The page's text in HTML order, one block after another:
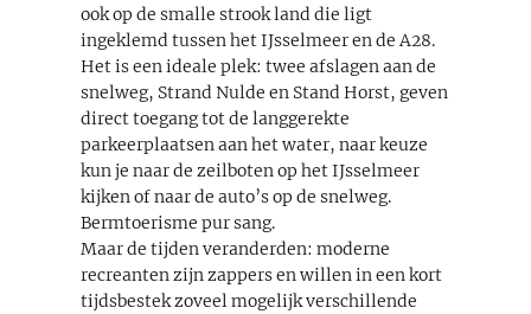
ook op de smalle strook land die ligt
ingeklemd tussen het IJsselmeer en de A28.
Het is een ideale plek: twee afslagen aan de
snelweg, Strand Nulde en Stand Horst, geven
direct toegang tot de langgerekte
parkeerplaatsen aan het water, naar keuze
kun je naar de zeilboten op het IJsselmeer
kijken of naar de auto’s op de snelweg.
Bermtoerisme pur sang.
Maar de tijden veranderden: moderne
recreanten zijn zappers en willen in een kort
tijdsbestek zoveel mogelijk verschillende